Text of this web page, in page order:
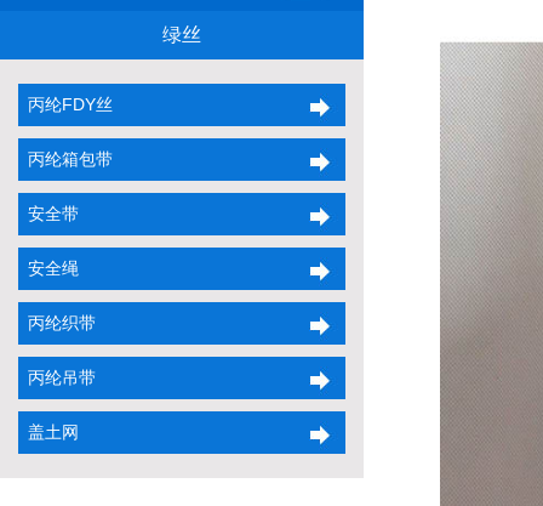
绿丝
丙纶FDY丝
丙纶箱包带
安全带
安全绳
丙纶织带
丙纶吊带
盖土网